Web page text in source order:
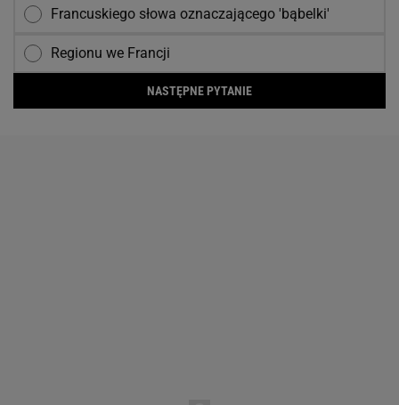
Francuskiego słowa oznaczającego 'bąbelki'
Regionu we Francji
NASTĘPNE PYTANIE